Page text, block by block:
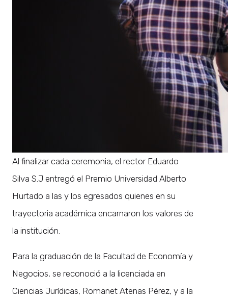
Al finalizar cada ceremonia, el rector Eduardo
Silva S.J entregó el Premio Universidad Alberto
Hurtado a las y los egresados quienes en su
trayectoria académica encarnaron los valores de
la institución.
Para la graduación de la Facultad de Economía y
Negocios, se reconoció a la licenciada en
Ciencias Jurídicas, Romanet Atenas Pérez, y a la